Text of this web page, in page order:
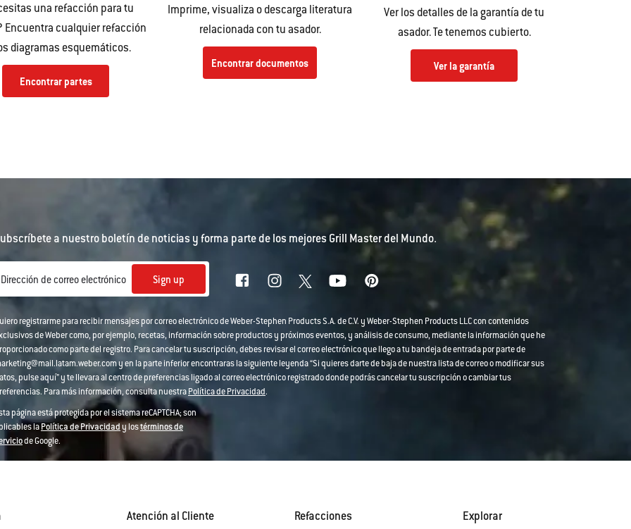
una refacción para tu
Encuentra cualquier refacción
diagramas esquemáticos.
Encontrar partes
Imprime, visualiza o descarga literatura
relacionada con tu asador.
Encontrar documentos
Ver los detalles de la garantía de tu
asador. Te tenemos cubierto.
Ver la garantía
a nuestro boletín de noticias y forma parte de los mejores Grill Master del Mundo.
Dirección de correo electrónico Sign up
registrarme para recibir mensajes por correo electrónico de Weber-Stephen Products S.A. de C.V. y Weber-Stephen Products LLC con contenidos
de Weber como, por ejemplo, recetas, información sobre productos y próximos eventos, y análisis de consumo, mediante la información que he
como parte del registro. Para cancelar tu suscripción, debes revisar el correo electrónico que llego a tu bandeja de entrada por parte de
y en la parte inferior encontraras la siguiente leyenda “Si quieres darte de baja de nuestra lista de correo o modificar sus
pulse aquí” y te llevara al centro de preferencias ligado al correo electrónico registrado donde podrás cancelar tu suscripción o cambiar tus
Para más información, consulta nuestraPolítica de Privacidad.
página está protegida por el sistema reCAPTCHA; son
laPolítica de Privacidady lostérminos de
de Google.
Atención al Cliente Refacciones Explorar